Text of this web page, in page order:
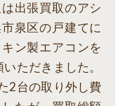
出張買取のアシ
泉区の戸建てに
ン製エアコンを
ただきました。
2台の取り外し費